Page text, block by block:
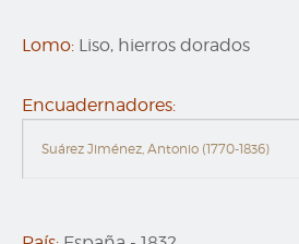
Lomo: Liso, hierros dorados
Encuadernadores:
Suárez Jiménez, Antonio (1770-1836)